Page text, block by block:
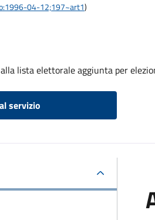
04-12;197~art1)
lista elettorale aggiunta per
servizio